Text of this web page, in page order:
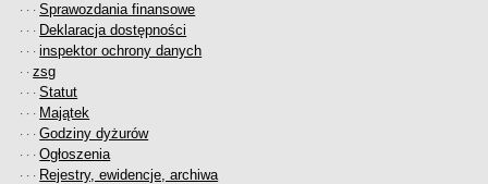
· · ·Sprawozdania finansowe
· · · Deklaracja dostępności
· · ·inspektor ochrony danych
· ·zsg
· · ·Statut
· · · Majątek
· · ·Godziny dyżurów
· · ·Ogłoszenia
· · · Rejestry, ewidencje, archiwa